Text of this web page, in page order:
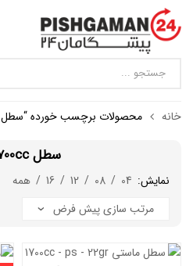
خانه محصولات برچسب خورده “سطل ps 1700cc”
سطل ps 1700cc
نمایش: 04
/
08
/
12
/
16
/ همه